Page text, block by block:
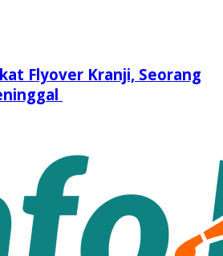
Flyover Kranji, Seorang